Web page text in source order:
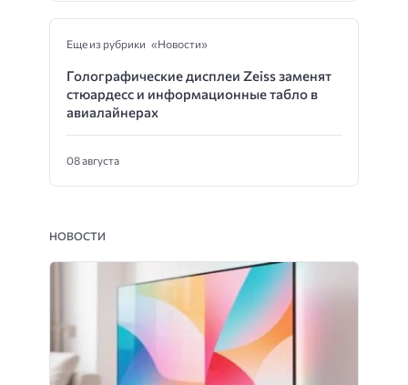
Еще из рубрики «Новости»
Голографические дисплеи Zeiss заменят
стюардесс и информационные табло в
авиалайнерах
08 августа
НОВОСТИ